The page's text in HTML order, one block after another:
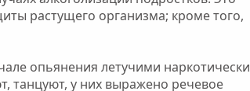
растущего организма; кроме того,
опьянения летучими наркотически
танцуют, у них выражено речевое